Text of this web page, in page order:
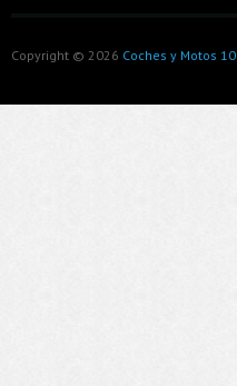
Copyright © 2026 Coches y Motos 10